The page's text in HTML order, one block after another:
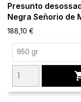
Presunto
Negra Señorio de
188,10 €